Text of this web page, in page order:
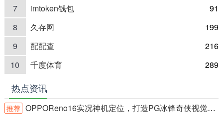
7
imtoken钱包
91
8
久存网
199
9
配配查
216
10
千度体育 289
热点资讯
推荐 OPPOReno16实况神机定位，打造PG冰锋奇侠视觉体验